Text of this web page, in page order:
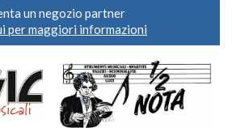
un negozio partner
per maggiori informazioni